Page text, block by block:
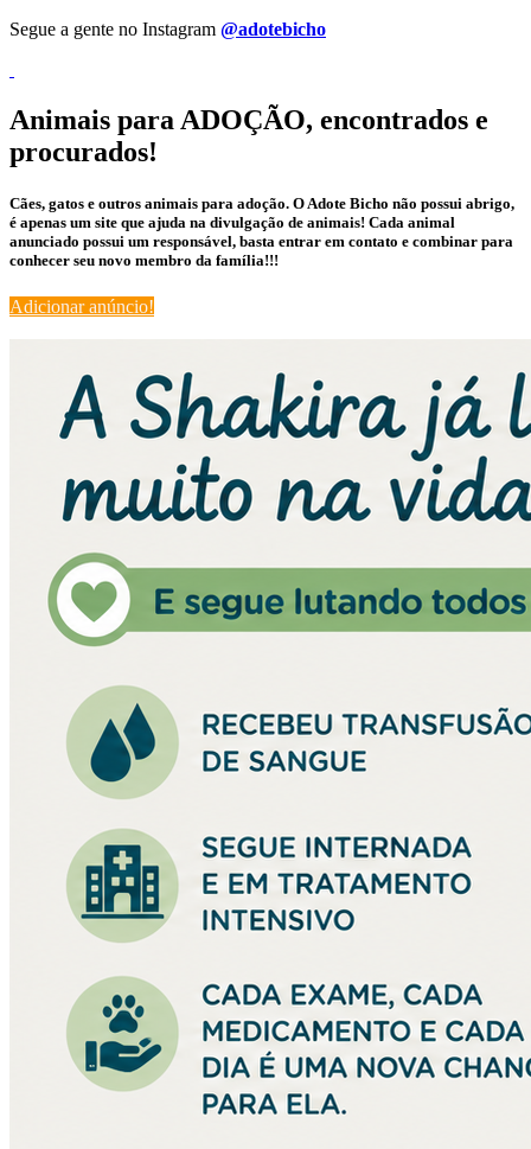
Segue a gente no Instagram @adotebicho
Animais para ADOÇÃO, encontrados e
procurados!
Cães, gatos e outros animais para adoção. O Adote Bicho não possui abrigo,
é apenas um site que ajuda na divulgação de animais! Cada animal
anunciado possui um responsável, basta entrar em contato e combinar para
conhecer seu novo membro da família!!!
Adicionar anúncio!